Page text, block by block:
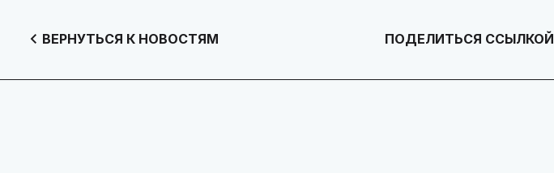
ВЕРНУТЬСЯ К НОВОСТЯМ ПОДЕЛИТЬСЯ ССЫЛКОЙ